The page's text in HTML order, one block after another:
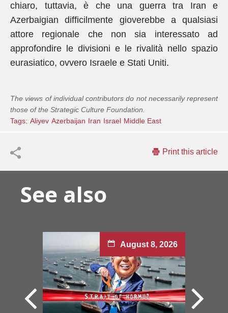
chiaro, tuttavia, è che una guerra tra Iran e
Azerbaigian difficilmente gioverebbe a qualsiasi
attore regionale che non sia interessato ad
approfondire le divisioni e le rivalità nello spazio
eurasiatico, ovvero Israele e Stati Uniti.
The views of individual contributors do not necessarily represent
those of the Strategic Culture Foundation.
Tags: Aliyev Azerbaijan Iran Israel Middle East
Print this article
See also
August 8, 2026